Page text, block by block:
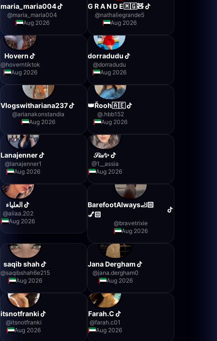
maria_maria004
@maria_maria004
Aug 2026
G R A N D E🇲🇬🧸
@nathaliegrande5
Aug 2026
Hovern
@hoverntiktok
Aug 2026
dorradudu
@dorradudu
Aug 2026
Vlogswithariana237
@arianakonstandia
Aug 2026
👑Řooh🇦🇪
@.hbb152
Aug 2026
Lanajenner
@lanajenner1
Aug 2026
𝒮𝒾𝒶✨
@1__assia
Aug 2026
العلياء
@aliaa.202
Aug 2026
BarefootAlways🦶🏻
💅🏻
@bravetrixie
Aug 2026
saqib shah
@saqibshah6e215
Aug 2026
Jana Dergham
@jana.dergham0
Aug 2026
itsnotfranki
@itsnotfranki
Aug 2026
Farah.C
@farah.c01
Aug 2026